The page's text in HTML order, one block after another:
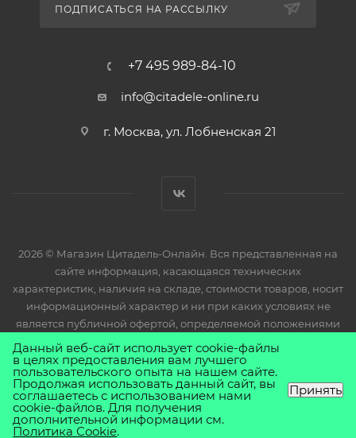
ПОДПИСАТЬСЯ НА РАССЫЛКУ
+7 495 989-84-10
info@citadele-online.ru
г. Москва, ул. Лобненская 21
2026 © Магазин Цитадель-Онлайн. Вся представленная на
сайте информация, касающаяся технических
характеристик, наличия на складе, стоимости товаров, носит
информационный характер и ни при каких условиях не
является публичной офертой, определяемой положениями
Статьи 437(2) Гражданского кодекса РФ.
Данный веб-сайт использует cookie-файлы
в целях предоставления вам лучшего
пользовательского опыта на нашем сайте.
Продолжая использовать данный сайт, вы
соглашаетесь с использованием нами
cookie-файлов. Для получения
дополнительной информации см.
Политика Cookie.
Принять